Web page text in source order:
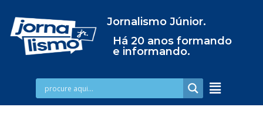
Jornalismo Júnior.
Há 20 anos formando
e informando.